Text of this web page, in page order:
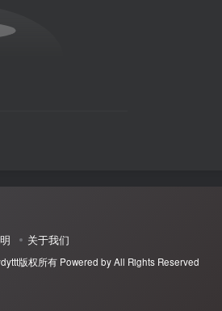
关于我们
版权所有 Powered by All Rights Reserved